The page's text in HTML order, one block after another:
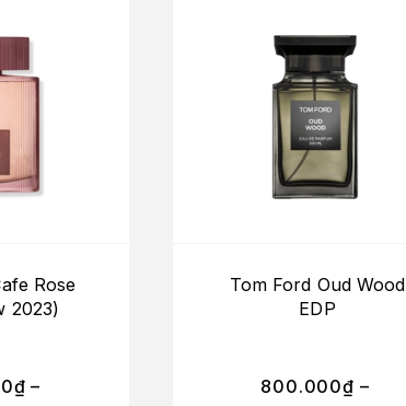
Rose
2023)
₫ –
Tom Ford Oud Wood
EDP
800.000₫ –